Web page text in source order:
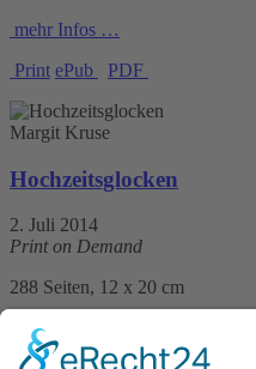
mehr Infos …
Print ePub PDF
Margit Kruse
Hochzeitsglocken
2. Juli 2014
Print on Demand
288 Seiten, 12 x 20 cm
Print 16,– € / E-Book 9,99 €